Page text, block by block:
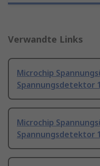
Verwandte Links
Microchip
Spannungsdetektor
Microchip
Spannungsdetektor